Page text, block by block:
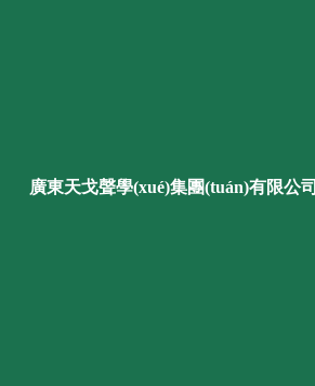
廣東天戈聲學(xué)集團(tuán)有限公司